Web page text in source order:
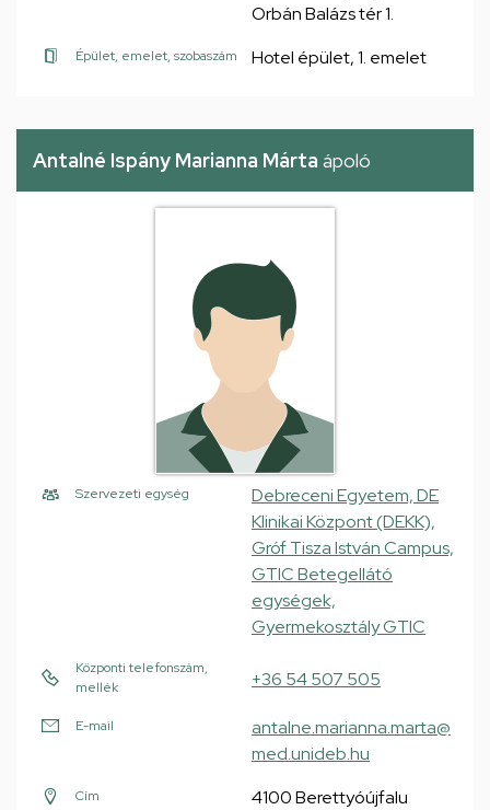
Orbán Balázs tér 1.
Épület, emelet, szobaszám Hotel épület, 1. emelet
Antalné Ispány Marianna Márta ápoló
Szervezeti egység
Debreceni Egyetem, DE
Klinikai Központ (DEKK),
Gróf Tisza István Campus,
GTIC Betegellátó
egységek,
Gyermekosztály GTIC
Központi telefonszám,
mellék
+36 54 507 505
E-mail
antalne.marianna.marta@
med.unideb.hu
Cím
4100 Berettyóújfalu